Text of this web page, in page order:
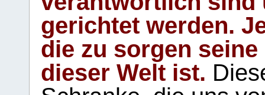
gerichtet werden.
die zu sorgen
dieser Welt ist.